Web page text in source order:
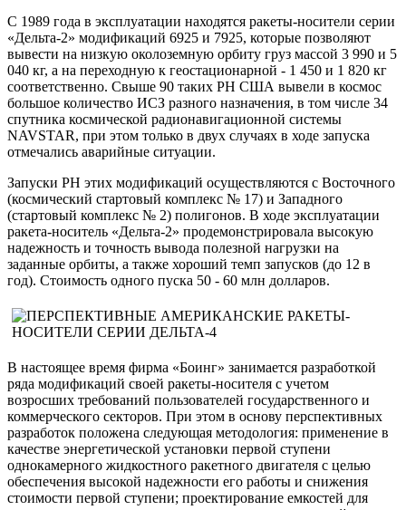
С 1989 года в эксплуатации находятся ракеты-носители серии
«Дельта-2» модификаций 6925 и 7925, которые позволяют
вывести на низкую околоземную орбиту груз массой 3 990 и 5
040 кг, а на переходную к геостационарной - 1 450 и 1 820 кг
соответственно. Свыше 90 таких РН США вывели в космос
большое количество ИСЗ разного назначения, в том числе 34
спутника космической радионавигационной системы
NAVSTAR, при этом только в двух случаях в ходе запуска
отмечались аварийные ситуации.
Запуски РН этих модификаций осуществляются с Восточного
(космический стартовый комплекс № 17) и Западного
(стартовый комплекс № 2) полигонов. В ходе эксплуатации
ракета-носитель «Дельта-2» продемонстрировала высокую
надежность и точность вывода полезной нагрузки на
заданные орбиты, а также хороший темп запусков (до 12 в
год). Стоимость одного пуска 50 - 60 млн долларов.
В настоящее время фирма «Боинг» занимается разработкой
ряда модификаций своей ракеты-носителя с учетом
возросших требований пользователей государственного и
коммерческого секторов. При этом в основу перспективных
разработок положена следующая методология: применение в
качестве энергетической установки первой ступени
однокамерного жидкостного ракетного двигателя с целью
обеспечения высокой надежности его работы и снижения
стоимости первой ступени; проектирование емкостей для